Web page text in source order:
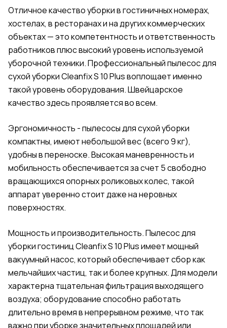
Отличное качество уборки в гостиничных номерах,
хостелах, в ресторанах и на других коммерческих
объектах — это компетентность и ответственность
работников плюс высокий уровень используемой
уборочной техники. Профессиональный пылесос для
сухой уборки Cleanfix S 10 Plus воплощает именно
такой уровень оборудования. Швейцарское
качество здесь проявляется во всем.
Эргономичность - пылесосы для сухой уборки
компактны, имеют небольшой вес (всего 9 кг),
удобны в переноске. Высокая маневренность и
мобильность обеспечивается за счет 5 свободно
вращающихся опорных роликовых колес, такой
аппарат уверенно стоит даже на неровных
поверхностях.
Мощность и производительность. Пылесос для
уборки гостиниц Cleanfix S 10 Plus имеет мощный
вакуумный насос, который обеспечивает сбор как
мельчайших частиц, так и более крупных. Для модели
характерна тщательная фильтрация выходящего
воздуха; оборудование способно работать
длительно время в непрерывном режиме, что так
важно при уборке значительных площадей или